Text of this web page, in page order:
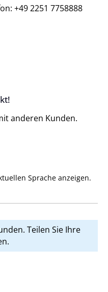
+49 2251 7758888
0 von 5 Sternen
anderen Kunden.
Sprache anzeigen.
Teilen Sie Ihre